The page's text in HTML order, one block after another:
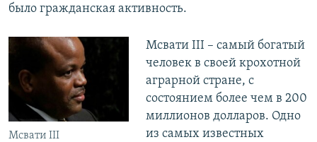
было гражданская активность.
Мсвати III
Мсвати III – самый богатый
человек в своей крохотной
аграрной стране, с
состоянием более чем в 200
миллионов долларов. Одно
из самых известных